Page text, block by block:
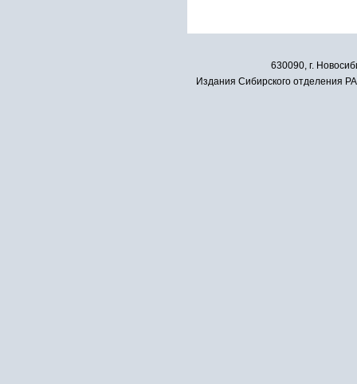
630090, г.
Издания Сибирского отделения